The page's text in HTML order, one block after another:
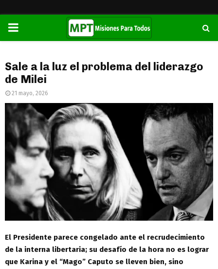
PRIMARY
Sale a la luz el problema del liderazgo
de Milei
21 mayo, 2026
El Presidente parece congelado ante el recrudecimiento
de la interna libertaria; su desafío de la hora no es lograr
que Karina y el “Mago” Caputo se lleven bien, sino